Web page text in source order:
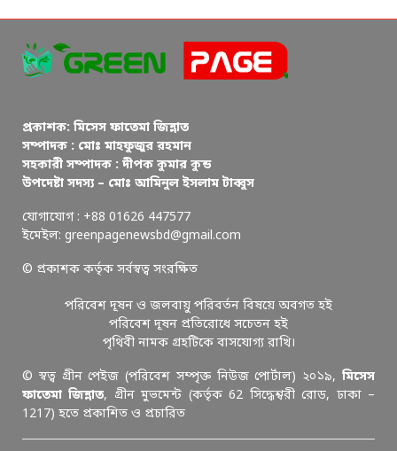
প্রকাশক: মিসেস ফাতেমা জিন্নাত
সম্পাদক : মোঃ মাহফুজুর রহমান
সহকারী সম্পাদক : দীপক কুমার কুন্ড
উপদেষ্টা সদস্য – মোঃ আমিনুল ইসলাম টাব্বুস
যোগাযোগ : +88 01626 447577
ইমেইল: greenpagenewsbd@gmail.com
© প্রকাশক কর্তৃক সর্বস্বত্ব সংরক্ষিত
পরিবেশ দূষন ও জলবায়ু পরিবর্তন বিষয়ে অবগত হই
পরিবেশ দূষন প্রতিরোধে সচেতন হই
পৃথিবী নামক গ্রহটিকে বাসযোগ্য রাখি।
© স্বত্ব গ্রীন পেইজ (পরিবেশ সম্পৃক্ত নিউজ পোর্টাল) ২০১৯, মিসেস
ফাতেমা জিন্নাত, গ্রীন মুভমেন্ট (কর্তৃক 62 সিদ্ধেশ্বরী রোড, ঢাকা –
1217) হতে প্রকাশিত ও প্রচারিত